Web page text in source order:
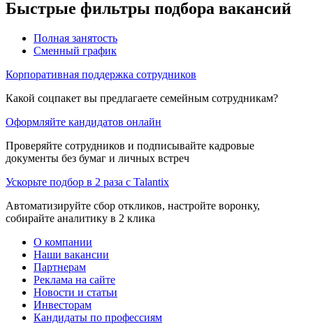
Быстрые фильтры подбора вакансий
Полная занятость
Сменный график
Корпоративная поддержка сотрудников
Какой соцпакет вы предлагаете семейным сотрудникам?
Оформляйте кандидатов онлайн
Проверяйте сотрудников и подписывайте кадровые
документы без бумаг и личных встреч
Ускорьте подбор в 2 раза с Talantix
Автоматизируйте сбор откликов, настройте воронку,
собирайте аналитику в 2 клика
О компании
Наши вакансии
Партнерам
Реклама на сайте
Новости и статьи
Инвесторам
Кандидаты по профессиям